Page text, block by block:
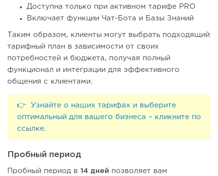
Доступна только при активном тарифе PRO
Включает функции Чат-Бота и Базы Знаний
Таким образом, клиенты могут выбрать подходящий
тарифный план в зависимости от своих
потребностей и бюджета, получая полный
функционал и интеграции для эффективного
общения с клиентами.
👉 Узнайте о наших тарифах и выберите
оптимальный для вашего бизнеса – кликните по
ссылке.
Пробный период
Пробный период в 14 дней позволяет вам